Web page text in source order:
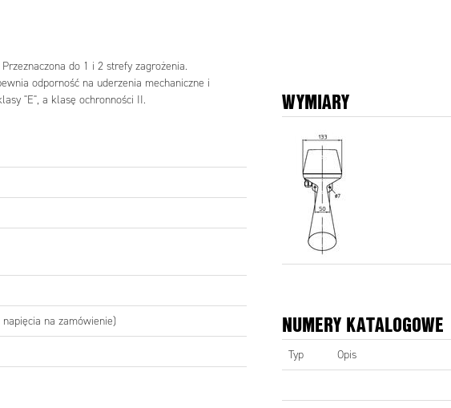
-20 °C ≤ Ta ≤ +50 °C (AC-Mod.)
-20 °C ≤ Ta ≤ +60 °C (DC-Mod.)
dłuższą żywotność
WYMIARY
do 1 i 2 strefy zagrożenia.
odporność na uderzenia mechaniczne i
"E", a klasę ochronności II.
napięcia na zamówienie)
WYMIARY
NUMERY KATALOGOWE
Typ Opis